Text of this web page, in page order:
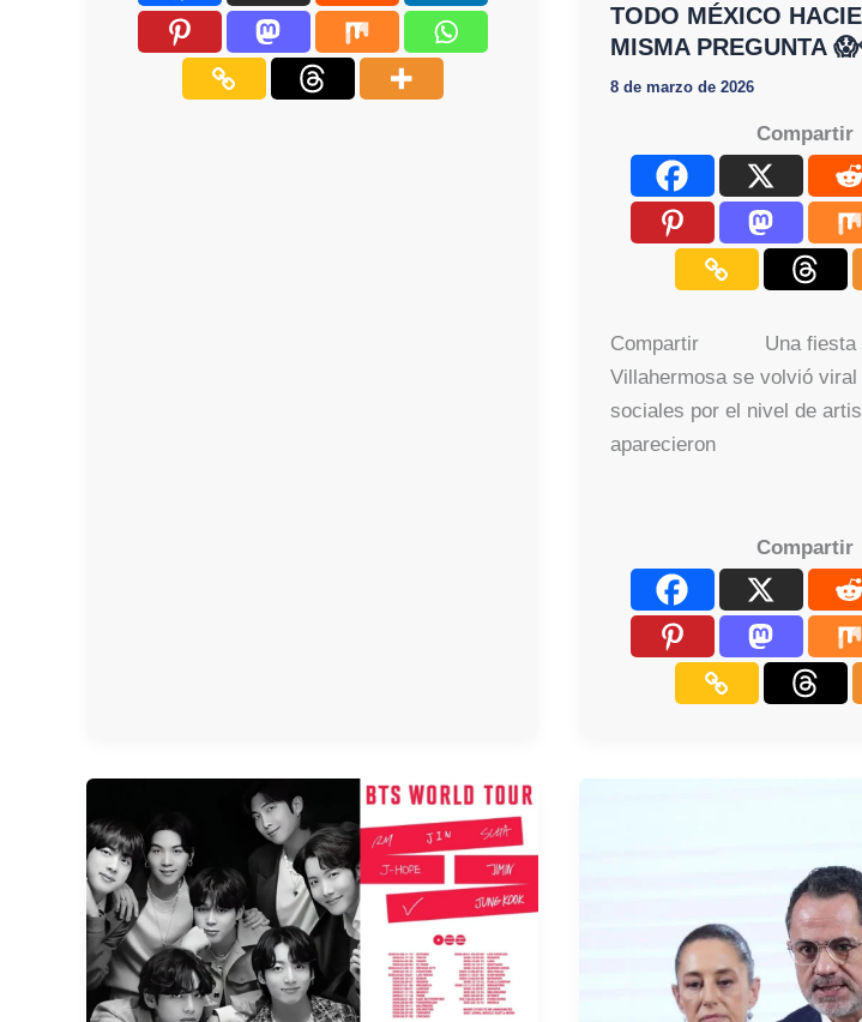
TODO MÉXICO
MISMA PREGUNTA
8 de marzo de 2026
Compartir
Compartir Una fiesta
Villahermosa se volvió viral
sociales por el nivel de
aparecieron
Compartir